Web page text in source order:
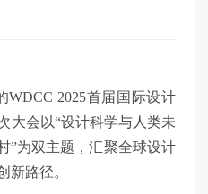
WDCC 2025首届国际设计
大会以“设计科学与人类未
”为双主题，汇聚全球设计
新路径。